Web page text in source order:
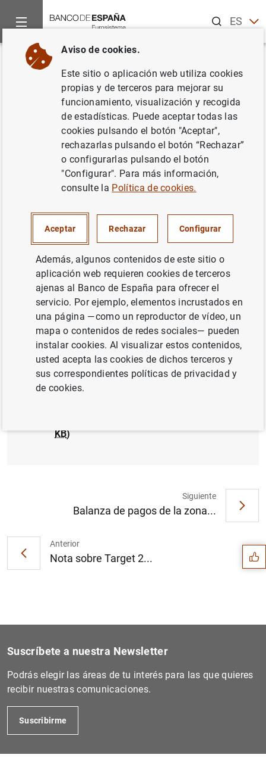
ESEN
Inicio Noticias y eventos
Volver
Estadísticas de emisiones de
valores en la zona del euro:
mayo de 2006
Estadísticas de emisiones de valores en la
zona del euro: mayo de 2006 (120KB)
Estadísticas de emisiones de valores en la
zona del euro: mayo de 2006. Gráficos (39
KB)
Anterior
Nota sobre Target 2...
Siguiente
Balanza de pagos de la zona... Sugerencias
Suscríbete a nuestra Newsletter
Podrás elegir las áreas de tu interés para las que quieres
recibir nuestras comunicaciones.
Suscribirme
Aviso de cookies.
Este sitio o aplicación web utiliza cookies
propias y de terceros para mejorar su
funcionamiento, visualización y recogida
de estadísticas. Puede aceptar todas las
cookies pulsando el botón "Aceptar",
rechazarlas pulsando el botón “Rechazar”
o configurarlas pulsando el botón
"Configurar". Para más información,
consulte la Política de cookies.
Aceptar Rechazar Configurar
Además, algunos contenidos de este sitio o
aplicación web requieren cookies de terceros
ajenas al Banco de España para ofrecer el
servicio. Por ejemplo, elementos incrustados en
una página —como un reproductor de vídeo, un
mapa o contenidos de redes sociales— pueden
instalar cookies. Al visualizar estos contenidos,
usted acepta las cookies de dichos terceros y
sus correspondientes políticas de privacidad y
de cookies.